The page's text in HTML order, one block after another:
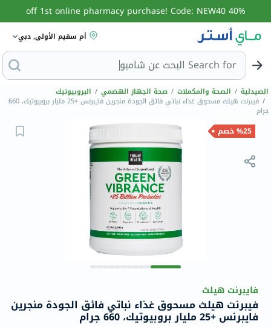
40% off 1st online pharmacy purchase! Code: NEW40
أم سقيم الأولى, دبي
Search for البحث عن
الصيدلية / الصحة والمكملات / صحة الجهاز الهضمي / البروبيوتيك
/ فيبرنت هيلث مسحوق غذاء نباتي فائق الجودة منجرين فايبرنس +25 مليار بروبيوتيك، 660
جرام
%25 خصم
فايبرنت هيلث
فيبرنت هيلث مسحوق غذاء نباتي فائق الجودة منجرين
فايبرنس +25 مليار بروبيوتيك، 660 جرام